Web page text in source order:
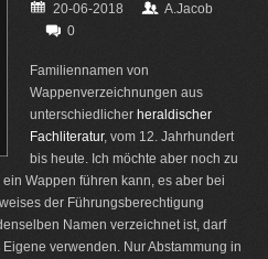
20-06-2018
A.Jacob
0
Familiennamen von
Wappenverzeichnungen aus
unterschiedlicher heraldischer
Fachliteratur, vom 12. Jahrhundert
bis heute. Ich möchte aber noch zu
Wappen führen kann, es aber bei
der Führungsberechtigung
Namen verzeichnet ist, darf
verwenden. Nur Abstammung in